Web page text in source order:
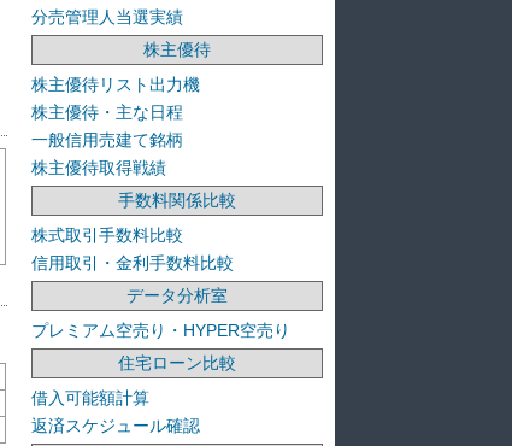
分売管理人当選実績
株主優待
株主優待リスト出力機
株主優待・主な日程
一般信用売建て銘柄
株主優待取得戦績
手数料関係比較
株式取引手数料比較
信用取引・金利手数料比較
データ分析室
プレミアム空売り・HYPER空売り
住宅ローン比較
借入可能額計算
返済スケジュール確認